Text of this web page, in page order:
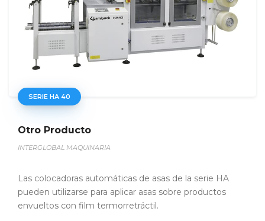
SERIE HA 60
Otro Producto
INTERGLOBAL MAQUINARIA
Las colocadoras automáticas de asas de la serie HA
pueden utilizarse para aplicar asas sobre productos
envueltos con film termorretráctil.